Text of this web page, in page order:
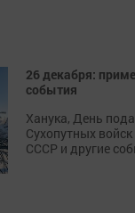
26 декабря:
события
Ханука, День
Сухопутных
СССР и другие